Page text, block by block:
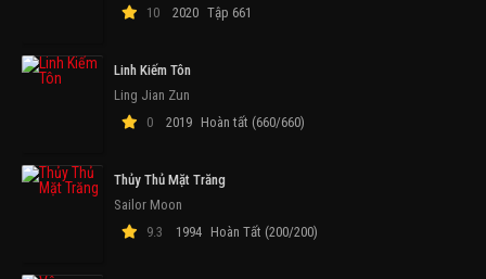
10
2020 Tập 661
Linh Kiếm Tôn
Ling Jian Zun
0
2019 Hoàn tất (660/660)
Thủy Thủ Mặt Trăng
Sailor Moon
9.3
1994 Hoàn Tất (200/200)